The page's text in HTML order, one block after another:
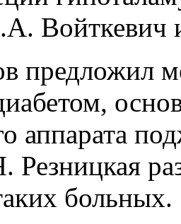
Войткевич
предложил
аппарата
Резницкая
больных.